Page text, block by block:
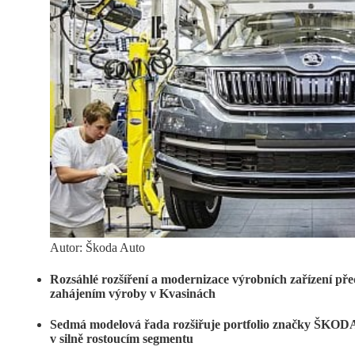
Autor: Škoda Auto
Rozsáhlé rozšíření a modernizace výrobních zařízení
zahájením výroby v Kvasinách
Sedmá modelová řada rozšiřuje portfolio značky
v silně rostoucím segmentu